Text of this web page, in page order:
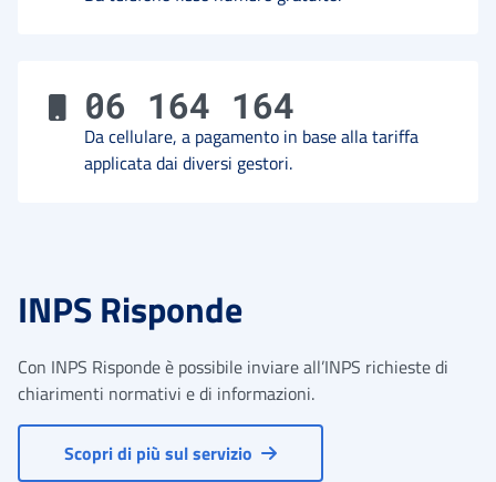
06 164 164
Da cellulare, a pagamento in base alla tariffa
applicata dai diversi gestori.
INPS Risponde
Con INPS Risponde è possibile inviare all’INPS richieste di
chiarimenti normativi e di informazioni.
Scopri di più sul servizio